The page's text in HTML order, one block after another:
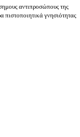
αντιπροσώπους της
γνησιότητας